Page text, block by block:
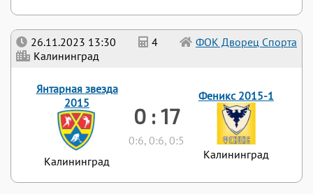
26.11.2023 13:30 4
ФОК Дворец Спорта
Калининград
Янтарная звезда
2015
Калининград
0 : 17
0:6, 0:6, 0:5
Феникс 2015-1
Калининград